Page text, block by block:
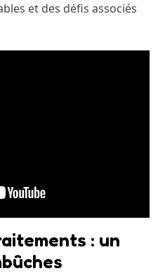
et des défis associés
: un